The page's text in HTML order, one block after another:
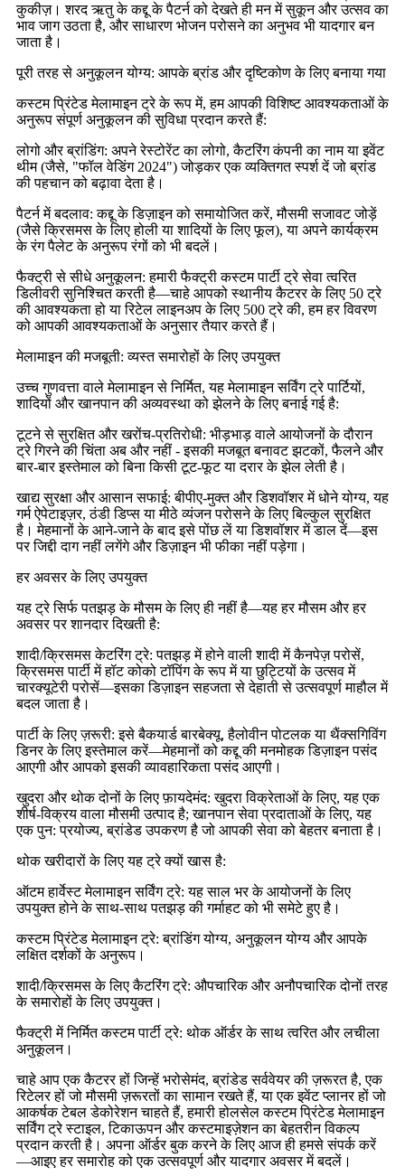
कुकीज़। शरद ऋतु के कद्दू के पैटर्न को देखते ही मन में सुकून और उत्सव का
भाव जाग उठता है, और साधारण भोजन परोसने का अनुभव भी यादगार बन
जाता है।
पूरी तरह से अनुकूलन योग्य: आपके ब्रांड और दृष्टिकोण के लिए बनाया गया
कस्टम प्रिंटेड मेलामाइन ट्रे के रूप में, हम आपकी विशिष्ट आवश्यकताओं के
अनुरूप संपूर्ण अनुकूलन की सुविधा प्रदान करते हैं:
लोगो और ब्रांडिंग: अपने रेस्टोरेंट का लोगो, कैटरिंग कंपनी का नाम या इवेंट
थीम (जैसे, "फॉल वेडिंग 2024") जोड़कर एक व्यक्तिगत स्पर्श दें जो ब्रांड
की पहचान को बढ़ावा देता है।
पैटर्न में बदलाव: कद्दू के डिज़ाइन को समायोजित करें, मौसमी सजावट जोड़ें
(जैसे क्रिसमस के लिए होली या शादियों के लिए फूल), या अपने कार्यक्रम
के रंग पैलेट के अनुरूप रंगों को भी बदलें।
फैक्ट्री से सीधे अनुकूलन: हमारी फैक्ट्री कस्टम पार्टी ट्रे सेवा त्वरित
डिलीवरी सुनिश्चित करती है—चाहे आपको स्थानीय कैटरर के लिए 50 ट्रे
की आवश्यकता हो या रिटेल लाइनअप के लिए 500 ट्रे की, हम हर विवरण
को आपकी आवश्यकताओं के अनुसार तैयार करते हैं।
मेलामाइन की मजबूती: व्यस्त समारोहों के लिए उपयुक्त
उच्च गुणवत्ता वाले मेलामाइन से निर्मित, यह मेलामाइन सर्विंग ट्रे पार्टियों,
शादियों और खानपान की अव्यवस्था को झेलने के लिए बनाई गई है:
टूटने से सुरक्षित और खरोंच-प्रतिरोधी: भीड़भाड़ वाले आयोजनों के दौरान
ट्रे गिरने की चिंता अब और नहीं - इसकी मजबूत बनावट झटकों, फैलने और
बार-बार इस्तेमाल को बिना किसी टूट-फूट या दरार के झेल लेती है।
खाद्य सुरक्षा और आसान सफाई: बीपीए-मुक्त और डिशवॉशर में धोने योग्य, यह
गर्म ऐपेटाइज़र, ठंडी डिप्स या मीठे व्यंजन परोसने के लिए बिल्कुल सुरक्षित
है। मेहमानों के आने-जाने के बाद इसे पोंछ लें या डिशवॉशर में डाल दें—इस
पर जिद्दी दाग ​​नहीं लगेंगे और डिज़ाइन भी फीका नहीं पड़ेगा।
हर अवसर के लिए उपयुक्त
यह ट्रे सिर्फ पतझड़ के मौसम के लिए ही नहीं है—यह हर मौसम और हर
अवसर पर शानदार दिखती है:
शादी/क्रिसमस केटरिंग ट्रे: पतझड़ में होने वाली शादी में कैनपेज़ परोसें,
क्रिसमस पार्टी में हॉट कोको टॉपिंग के रूप में या छुट्टियों के उत्सव में
चारक्यूटेरी परोसें—इसका डिज़ाइन सहजता से देहाती से उत्सवपूर्ण माहौल में
बदल जाता है।
पार्टी के लिए ज़रूरी: इसे बैकयार्ड बारबेक्यू, हैलोवीन पोटलक या थैंक्सगिविंग
डिनर के लिए इस्तेमाल करें—मेहमानों को कद्दू की मनमोहक डिज़ाइन पसंद
आएगी और आपको इसकी व्यावहारिकता पसंद आएगी।
खुदरा और थोक दोनों के लिए फ़ायदेमंद: खुदरा विक्रेताओं के लिए, यह एक
शीर्ष-विक्रय वाला मौसमी उत्पाद है; खानपान सेवा प्रदाताओं के लिए, यह
एक पुन: प्रयोज्य, ब्रांडेड उपकरण है जो आपकी सेवा को बेहतर बनाता है।
थोक खरीदारों के लिए यह ट्रे क्यों खास है:
ऑटम हार्वेस्ट मेलामाइन सर्विंग ट्रे: यह साल भर के आयोजनों के लिए
उपयुक्त होने के साथ-साथ पतझड़ की गर्माहट को भी समेटे हुए है।
कस्टम प्रिंटेड मेलामाइन ट्रे: ब्रांडिंग योग्य, अनुकूलन योग्य और आपके
लक्षित दर्शकों के अनुरूप।
शादी/क्रिसमस के लिए कैटरिंग ट्रे: औपचारिक और अनौपचारिक दोनों तरह
के समारोहों के लिए उपयुक्त।
फैक्ट्री में निर्मित कस्टम पार्टी ट्रे: थोक ऑर्डर के साथ त्वरित और लचीला
अनुकूलन।
चाहे आप एक कैटरर हों जिन्हें भरोसेमंद, ब्रांडेड सर्ववेयर की ज़रूरत है, एक
रिटेलर हों जो मौसमी ज़रूरतों का सामान रखते हैं, या एक इवेंट प्लानर हों जो
आकर्षक टेबल डेकोरेशन चाहते हैं, हमारी होलसेल कस्टम प्रिंटेड मेलामाइन
सर्विंग ट्रे स्टाइल, टिकाऊपन और कस्टमाइज़ेशन का बेहतरीन विकल्प
प्रदान करती है। अपना ऑर्डर बुक करने के लिए आज ही हमसे संपर्क करें
—आइए हर समारोह को एक उत्सवपूर्ण और यादगार अवसर में बदलें।